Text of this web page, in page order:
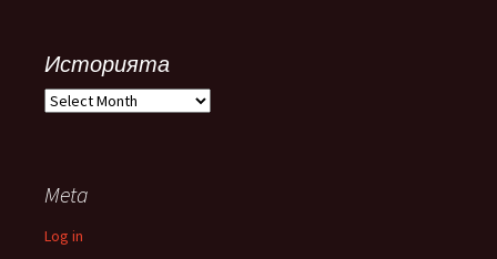
Историята
Историята
Meta
Log in